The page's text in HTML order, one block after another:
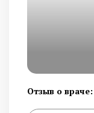
Отзыв о враче: